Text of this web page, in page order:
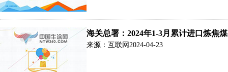
海关总署：2024年1-3月累计进口炼焦
来源：互联网 2024-04-23